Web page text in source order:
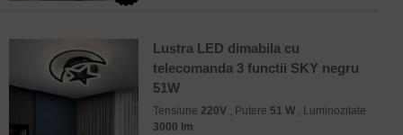
Lustra LED dimabila cu
telecomanda 3 functii SKY negru
51W
Tensiune 220V , Putere 51 W , Luminozitate
3000 lm